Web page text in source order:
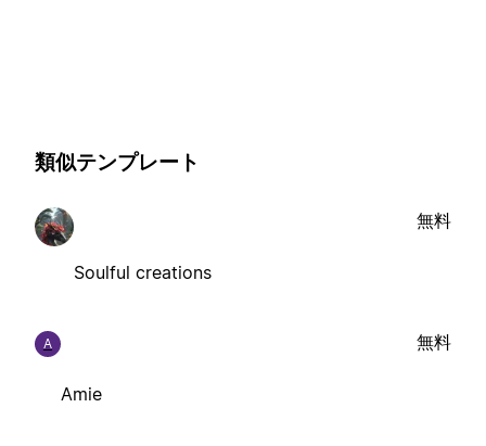
類似テンプレート
Soulful creations
無料
A
Amie
無料